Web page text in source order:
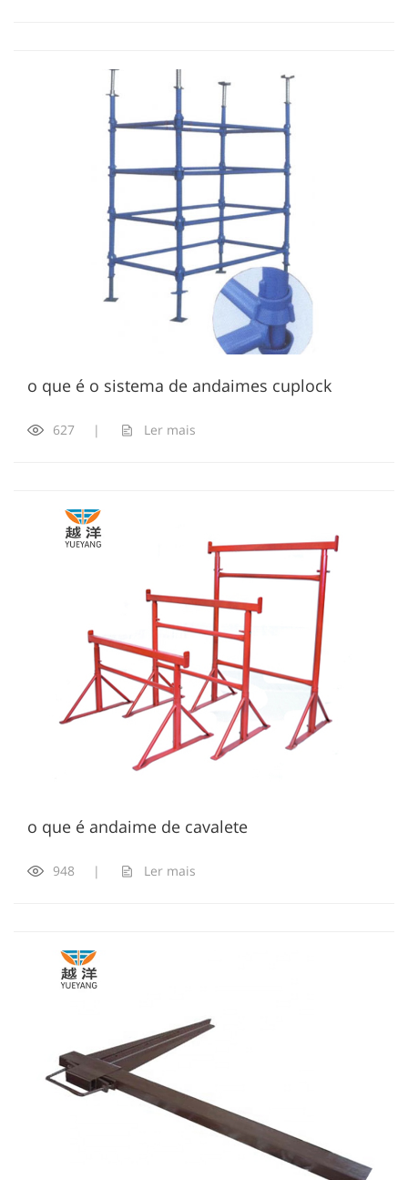
o que é o sistema de andaimes cuplock
627 | Ler mais
o que é andaime de cavalete
948 | Ler mais